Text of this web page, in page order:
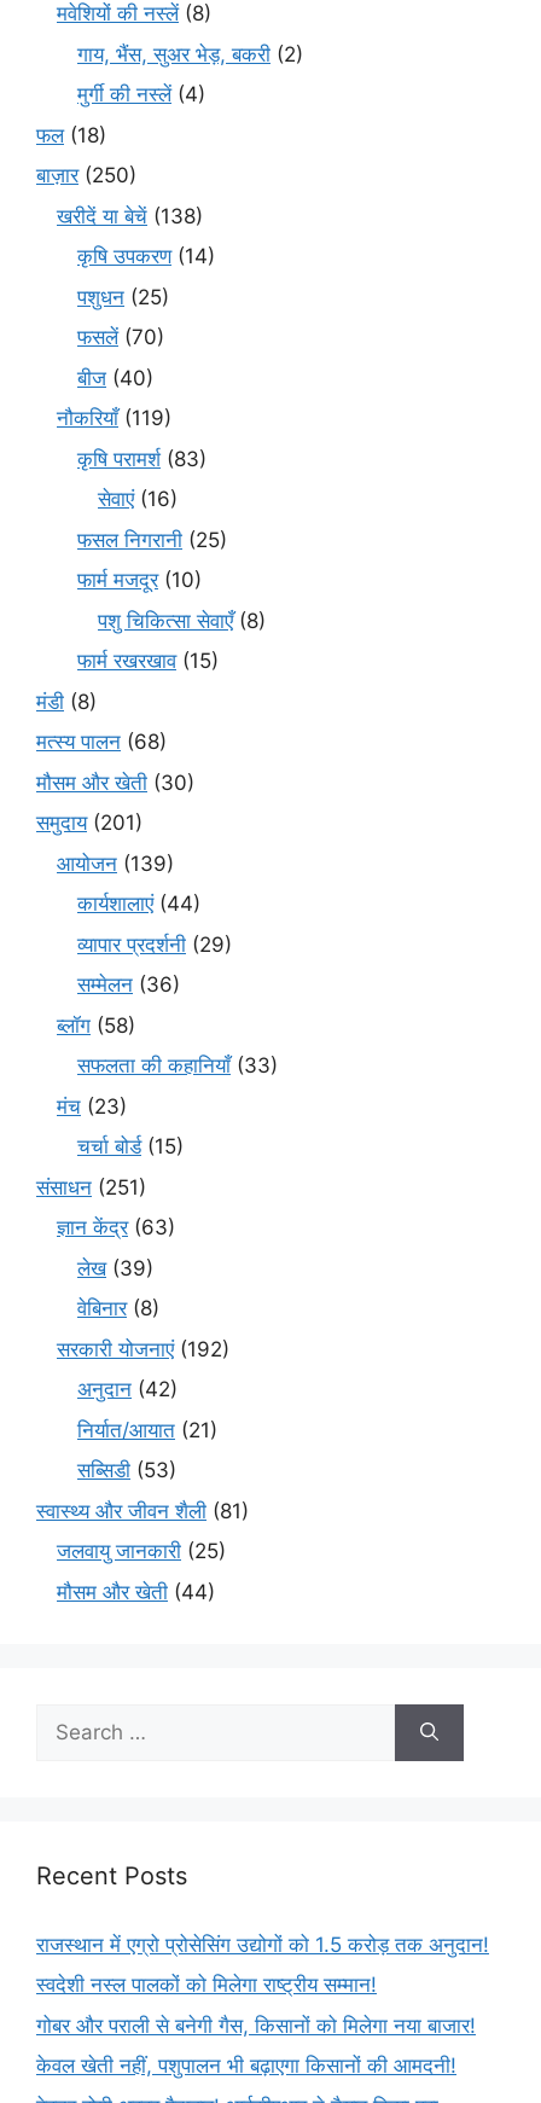
मवेशियों की नस्लें(8)
गाय, भैंस, सुअर भेड़, बकरी (2)
मुर्गी की नस्लें(4)
फल(18)
बाज़ार(250)
खरीदें या बेचें (138)
कृषि उपकरण(14)
पशुधन (25)
फसलें(70)
बीज (40)
नौकरियाँ(119)
कृषि परामर्श(83)
सेवाएं(16)
फसल निगरानी (25)
फार्म मजदूर(10)
पशु चिकित्सा सेवाएँ(8)
फार्म रखरखाव(15)
मंडी (8)
मत्स्य पालन (68)
मौसम और खेती (30)
समुदाय(201)
आयोजन (139)
कार्यशालाएं(44)
व्यापार प्रदर्शनी (29)
सम्मेलन (36)
ब्लॉग (58)
सफलता की कहानियाँ(33)
मंच (23)
चर्चा बोर्ड(15)
संसाधन (251)
ज्ञान केंद्र(63)
लेख(39)
वेबिनार(8)
सरकारी योजनाएं(192)
अनुदान (42)
निर्यात/आयात (21)
सब्सिडी (53)
स्वास्थ्य और जीवन शैली (81)
जलवायु जानकारी (25)
मौसम और खेती (44)
Recent Posts
राजस्थान में एग्रो प्रोसेसिंग उद्योगों को 1.5 करोड़ तक अनुदान!
स्वदेशी नस्ल पालकों को मिलेगा राष्ट्रीय सम्मान!
गोबर और पराली से बनेगी गैस, किसानों को मिलेगा नया बाजार!
केवल खेती नहीं, पशुपालन भी बढ़ाएगा किसानों की आमदनी!